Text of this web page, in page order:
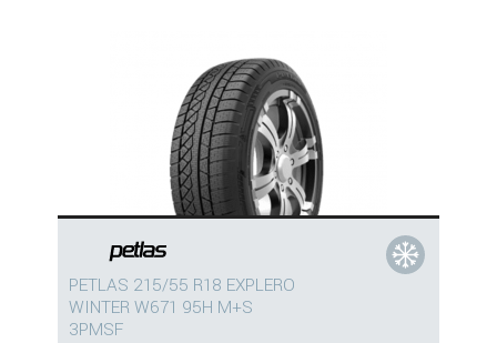
PETLAS 215/55 R18 EXPLERO
WINTER W671 95H M+S
3PMSF